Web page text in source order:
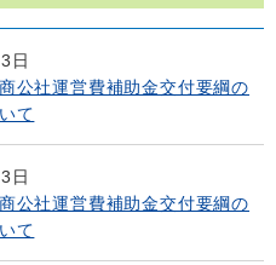
日
公社運営費補助金交付要綱の
て
日
公社運営費補助金交付要綱の
て